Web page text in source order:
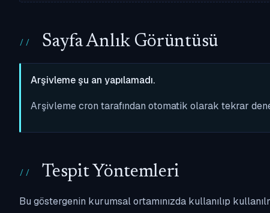
Sayfa Anlık Görüntüsü
Arşivleme şu an yapılamadı.
Arşivleme cron tarafından otomatik olarak tekrar
Tespit Yöntemleri
Bu göstergenin kurumsal ortamınızda kullanılıp